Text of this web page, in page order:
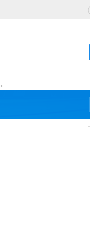
>